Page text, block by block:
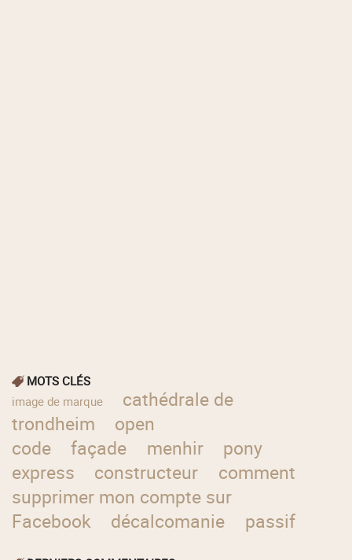
MOTS CLÉS
image de marque
cathédrale de
trondheim
open
code
façade menhir
pony
express
constructeur
comment
supprimer mon compte sur
Facebook
décalcomanie passif